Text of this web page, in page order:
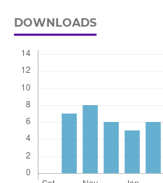
DOWNLOADS